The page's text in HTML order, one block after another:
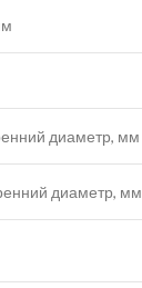
диаметр, мм
диаметр, мм